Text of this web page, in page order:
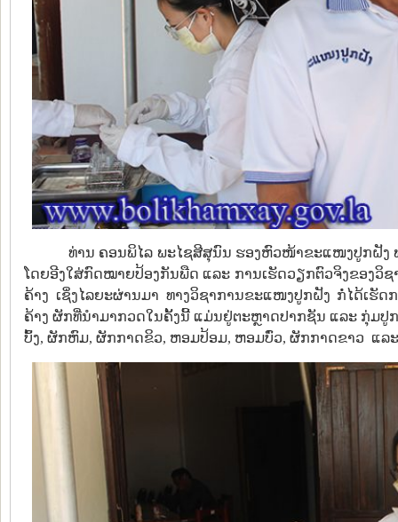
ທ່ານ ຄອນພິໄລ ພະໄຊສີສຸນົນ ຮອງຫົວໜ້າຂະແໜງປູກຝັງ
ໂດຍອີງໃສ່ກົດໝາຍປ້ອງກັນພືດ ແລະ ການເຮັດວຽກຕົວຈິງຂອງວິ
ຄ້າງ ເຊິ່ງໄລຍະຜ່ານມາ ທາງວິຊາການຂະແໜງປູກຝັງ ກໍ່ໄດ້ເຮັ
ຄ້າງ ຜັກທີ່ນຳມາກວດໃນຄັ້ງນີ້ ແມ່ນຢູ່ຕະຫຼາດປາກຊັນ ແລະ ກຸ່ມ
ບົ້ງ, ຜັກຫົມ, ຜັກກາດຂິວ, ຫອມປ້ອມ, ຫອມບົ່ວ, ຜັກກາດຂາວ ແລ